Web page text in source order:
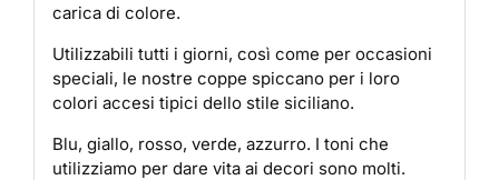
carica di colore.
Utilizzabili tutti i giorni, così come per occasioni
speciali, le nostre coppe spiccano per i loro
colori accesi tipici dello stile siciliano.
Blu, giallo, rosso, verde, azzurro. I toni che
utilizziamo per dare vita ai decori sono molti.